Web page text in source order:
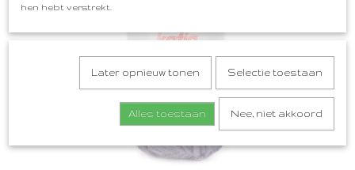
hen hebt verstrekt.
Later opnieuw tonen Selectie toestaan
Alles toestaan Nee, niet akkoord